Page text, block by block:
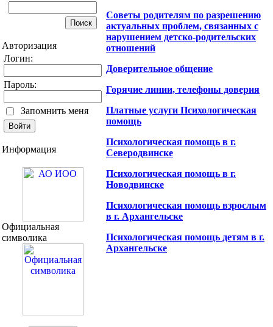
Авторизация
Логин:
Пароль:
Запомнить меня
Информация
Официальная
символика
Советы родителям по разрешению
актуальных проблем, связанных с
нарушением детско-родительских
отношений
Доверительное общение
Горячие линии, телефоны доверия
Платные услуги Психологическая
помощь
Психологическая помощь в г.
Северодвинске
Психологическая помощь в г.
Новодвинске
Психологическая помощь взрослым
в г. Архангельске
Психологическая помощь детям в г.
Архангельске